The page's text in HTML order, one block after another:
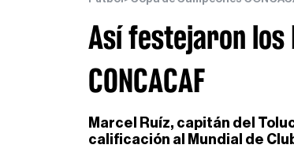
Así festejaron
CONCACAF
Marcel Ruíz, capitán del
calificación al Mundial de